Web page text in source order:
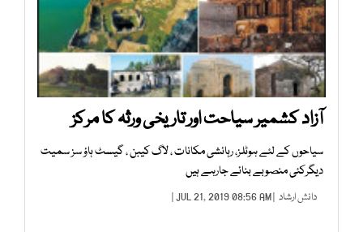
آزاد کشمیر سیاحت اور تاریخی ورثہ کا مرکز
سیاحوں کے لئے ہوٹلز، رہائشی مکانات ، لاگ کیبن ، گیسٹ ہاؤ سز سمیت
دیگرکئی منصوبے بنائے جارہے ہیں
دانش ارشاد | JUL 21, 2019 08:56 AM |